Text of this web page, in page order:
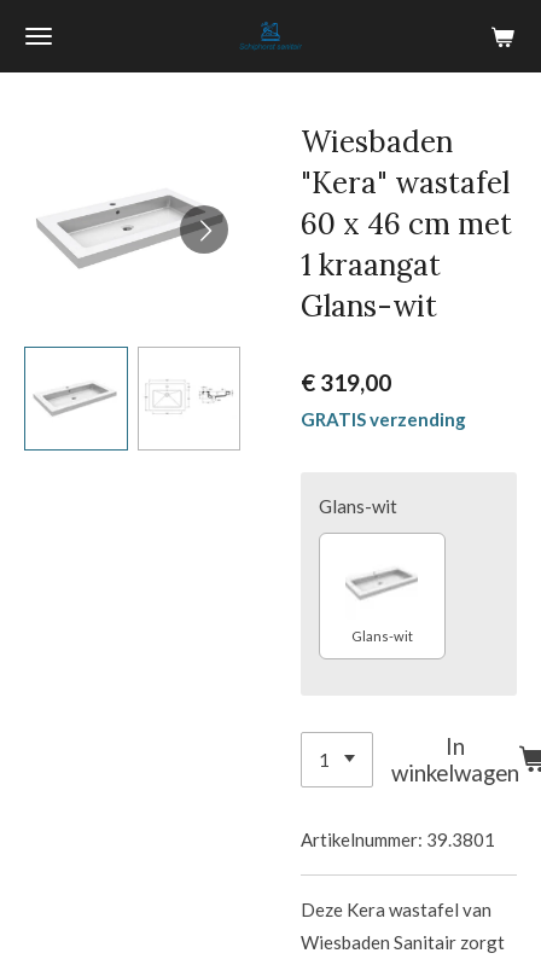
Ga
Wiesbaden
"Kera" wastafel
60 x 46 cm met
1 kraangat
Glans-wit
€ 319,00
GRATIS verzending
Glans-wit
Glans-wit
In
winkelwagen
Artikelnummer: 39.3801
Deze Kera wastafel van
Wiesbaden Sanitair zorgt